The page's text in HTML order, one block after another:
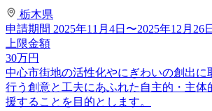
栃木県
申請期間 2025年11月4日〜2025年12月26日
上限金額
30万円
中心市街地の活性化やにぎわいの創出に
行う創意と工夫にあふれた自主的・主体
援することを目的とします。